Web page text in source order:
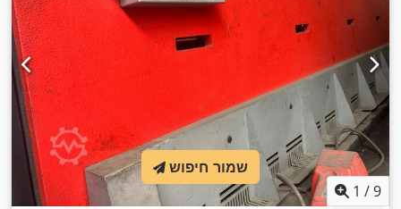
1 /9
שמור חיפוש